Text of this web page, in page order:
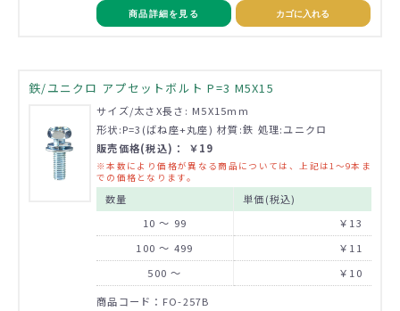
商品詳細を見る カゴに入れる
鉄/ユニクロ アプセットボルト P=3 M5X15
サイズ/太さX長さ: M5X15mm
形状:P=3(ばね座+丸座) 材質:鉄 処理:ユニクロ
販売価格(税込)： ￥19
※本数により価格が異なる商品については、上記は1～9本ま
での価格となります。
数量
単価(税込)
10 ～ 99
￥13
100 ～ 499
￥11
500 ～
￥10
商品コード：FO-257B